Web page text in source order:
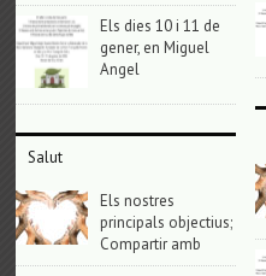
Els dies 10 i 11 de
gener, en Miguel
Angel
Salut
Els nostres
principals objectius;
Compartir amb